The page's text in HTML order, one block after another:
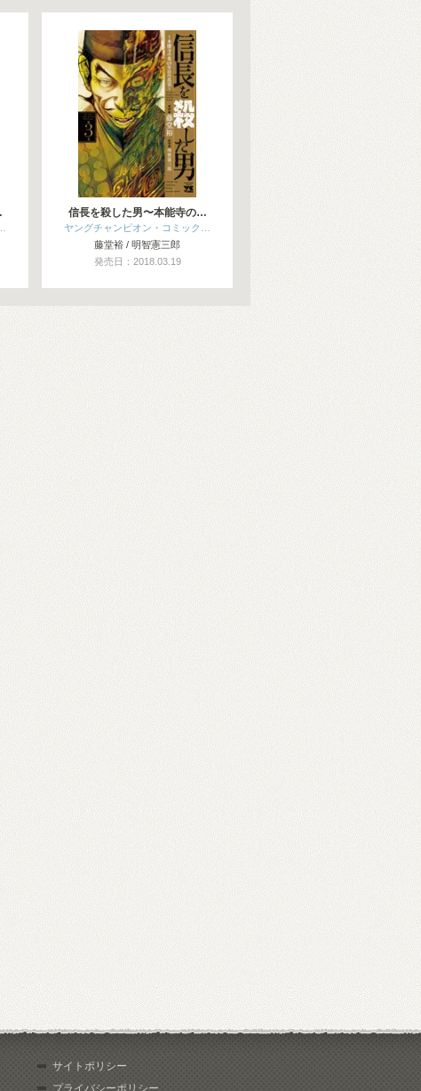
信長を殺した男〜本能寺の…
ヤングチャンピオン・コミック…
藤堂裕 / 明智憲三郎
発売日：2018.03.19
サイトポリシー
プライバシーポリシー